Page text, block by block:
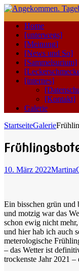
Home
[unterwegs]
[Meinung]
[News und So]
[Sammelsurium]
[internes]
[Kontakt]
Galerie
StartseiteGalerie
10. März 2022Martina
Ein bisschen grün
und motzig war das
schon ewig nicht
und hier hab ich auch
meterologische
– das Wetter ist
trockenste Jahr 2021